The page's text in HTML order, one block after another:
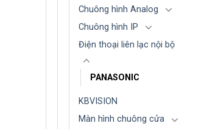
Chuông hình Analog
Chuông hình IP
Điện thoại liên lạc nội bộ
PANASONIC
KBVISION
Màn hình chuông cửa